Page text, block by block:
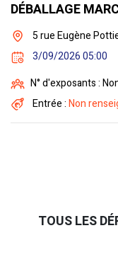
DÉBALLAGE
5 rue Eugène
3/09/2026 05:00
N° d'exposants :
Entrée :Non
TOUS LES